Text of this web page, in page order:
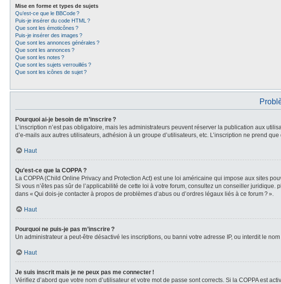
Mise en forme et types de sujets
Qu’est-ce que le BBCode ?
Puis-je insérer du code HTML ?
Que sont les émoticônes ?
Puis-je insérer des images ?
Que sont les annonces générales ?
Que sont les annonces ?
Que sont les notes ?
Que sont les sujets verrouillés ?
Que sont les icônes de sujet ?
Pourquoi ai-je besoin de m’inscrire ?
L’inscription n’est pas obligatoire, mais les administrateurs peuvent réserver la publication aux
d’e-mails aux autres utilisateurs, adhésion à un groupe d’utilisateurs, etc. L’inscription ne prend
Haut
Qu’est-ce que la COPPA ?
La COPPA (Child Online Privacy and Protection Act) est une loi américaine qui impose aux sites
Si vous n’êtes pas sûr de l’applicabilité de cette loi à votre forum, consultez un conseiller
dans « Qui dois-je contacter à propos de problèmes d’abus ou d’ordres légaux liés à ce forum ? ».
Haut
Pourquoi ne puis-je pas m’inscrire ?
Un administrateur a peut-être désactivé les inscriptions, ou banni votre adresse IP, ou interdit le
Haut
Je suis inscrit mais je ne peux pas me connecter !
Vérifiez d’abord que votre nom d’utilisateur et votre mot de passe sont corrects. Si la COPPA est